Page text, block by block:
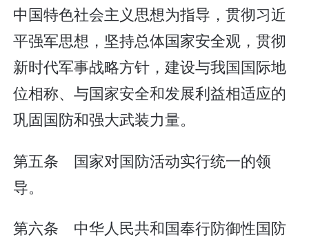
中国特色社会主义思想为指导，贯彻习近
平强军思想，坚持总体国家安全观，贯彻
新时代军事战略方针，建设与我国国际地
位相称、与国家安全和发展利益相适应的
巩固国防和强大武装力量。
第五条 国家对国防活动实行统一的领
导。
第六条 中华人民共和国奉行防御性国防